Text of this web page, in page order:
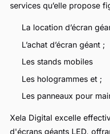
services qu’elle propose
La location d’écran
L’achat d’écran géant ;
Les stands mobiles
Les hologrammes et ;
Les panneaux pour
Xela Digital excelle
d'écrans géants LED,